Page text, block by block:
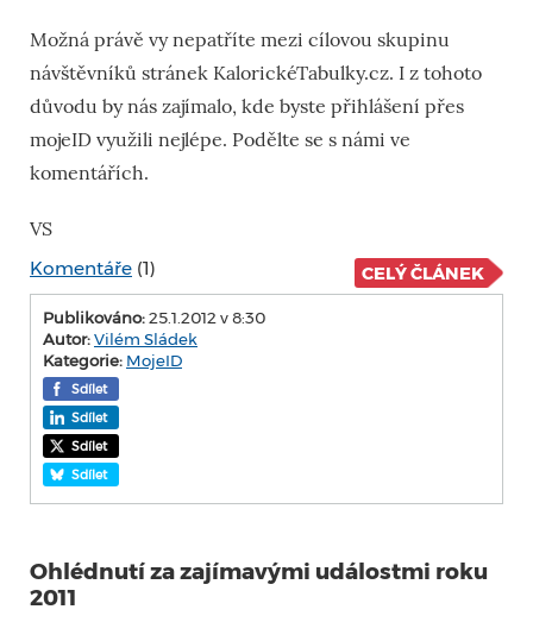
Možná právě vy nepatříte mezi cílovou skupinu
návštěvníků stránek KalorickéTabulky.cz. I z tohoto
důvodu by nás zajímalo, kde byste přihlášení přes
mojeID využili nejlépe. Podělte se s námi ve
komentářích.
VS
Komentáře (1) CELÝ ČLÁNEK
Publikováno:25.1.2012 v 8:30
Autor:Vilém Sládek
Kategorie: MojeID
Sdílet
Sdílet
Sdílet
Sdílet
Ohlédnutí za zajímavými událostmi roku
2011